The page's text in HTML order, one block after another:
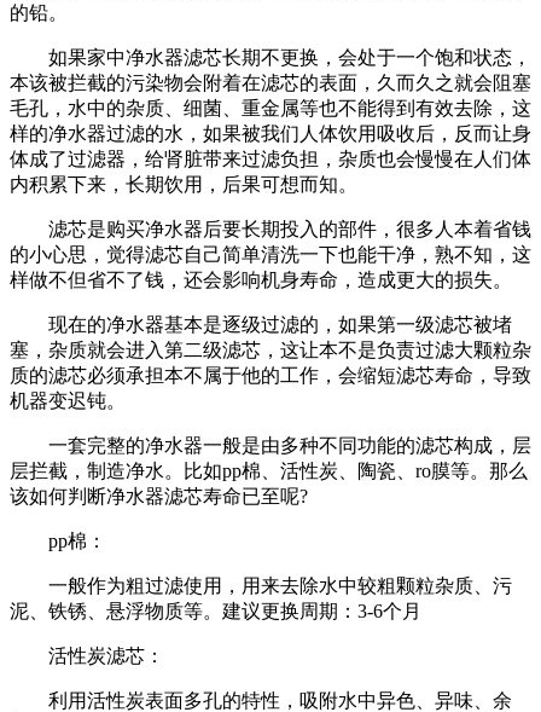
的铅。
如果家中净水器滤芯长期不更换，会处于一个饱和状态，
本该被拦截的污染物会附着在滤芯的表面，久而久之就会阻塞
毛孔，水中的杂质、细菌、重金属等也不能得到有效去除，这
样的净水器过滤的水，如果被我们人体饮用吸收后，反而让身
体成了过滤器，给肾脏带来过滤负担，杂质也会慢慢在人们体
内积累下来，长期饮用，后果可想而知。
滤芯是购买净水器后要长期投入的部件，很多人本着省钱
的小心思，觉得滤芯自己简单清洗一下也能干净，熟不知，这
样做不但省不了钱，还会影响机身寿命，造成更大的损失。
现在的净水器基本是逐级过滤的，如果第一级滤芯被堵
塞，杂质就会进入第二级滤芯，这让本不是负责过滤大颗粒杂
质的滤芯必须承担本不属于他的工作，会缩短滤芯寿命，导致
机器变迟钝。
一套完整的净水器一般是由多种不同功能的滤芯构成，层
层拦截，制造净水。比如pp棉、活性炭、陶瓷、ro膜等。那么
该如何判断净水器滤芯寿命已至呢?
pp棉：
一般作为粗过滤使用，用来去除水中较粗颗粒杂质、污
泥、铁锈、悬浮物质等。建议更换周期：3-6个月
活性炭滤芯：
利用活性炭表面多孔的特性，吸附水中异色、异味、余